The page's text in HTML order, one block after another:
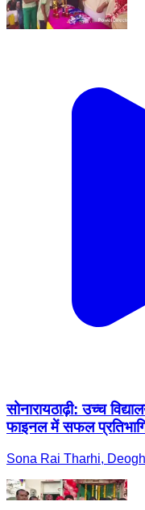
सोनारायठाढ़ी: उच्च
फाइनल में सफल
Sona Rai Tharhi,